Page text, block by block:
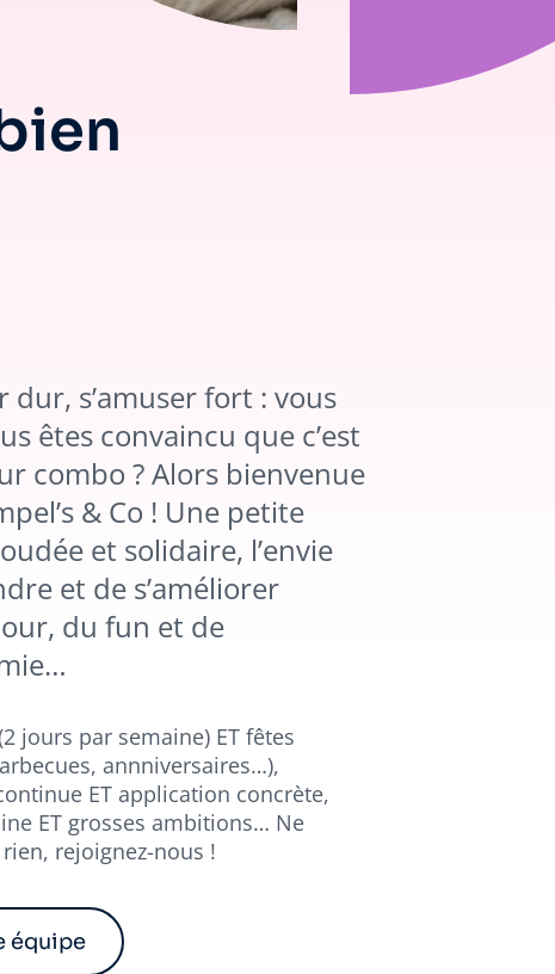
dur, s’amuser fort : vous
êtes convaincu que c’est
combo ? Alors bienvenue
& Co ! Une petite
et solidaire, l’envie
et de s’améliorer
du fun et de
jours par semaine) ET fêtes
annniversaires…),
ET application concrète,
ET grosses ambitions… Ne
rejoignez-nous !
équipe